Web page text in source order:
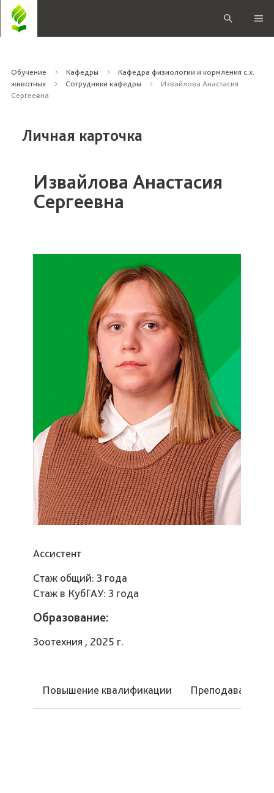
Обучение Кафедры
Кафедра физиологии и кормления с.х.
животных
Сотрудники кафедры
Извайлова Анастасия
Сергеевна
Личная карточка
Извайлова Анастасия
Сергеевна
Ассистент
Стаж общий: 3 года
Стаж в КубГАУ: 3 года
Образование:
Зоотехния , 2025 г.
Повышение квалификации Преподаваемые